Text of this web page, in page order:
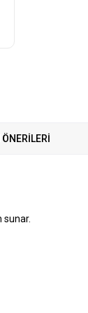
ÖNERILERI
sunar.